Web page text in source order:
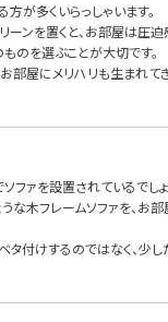
が多くいらっしゃいます。
ンを置くと、お部屋は圧迫
のを選ぶことが大切です。
部屋にメリハリも生まれて
ファを設置されているでしょ
な木フレームソファを、
タ付けするのではなく、少